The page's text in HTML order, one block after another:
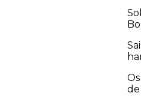
Os
de